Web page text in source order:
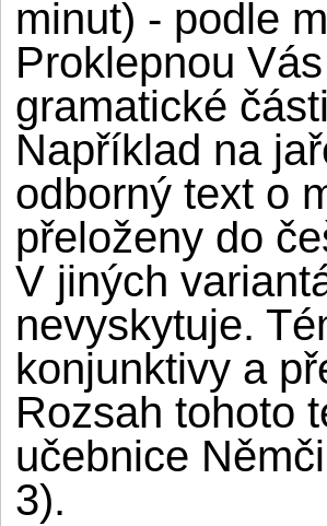
minut) - podle
Proklepnou
gramatické
Například na
odborný text o
přeloženy do
V jiných
nevyskytuje.
konjunktivy a
Rozsah tohoto
učebnice
3).